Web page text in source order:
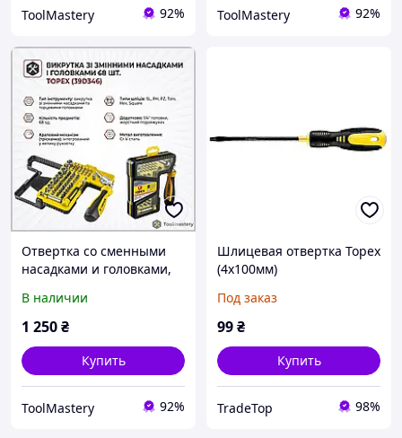
ToolMastery 92% ToolMastery 92%
Отвертка со сменными
насадками и головками,
В наличии
1 250₴
Купить
ToolMastery 92%
Шлицевая отвертка Topex
(4x100мм)
Под заказ
99₴
Купить
TradeTop 98%